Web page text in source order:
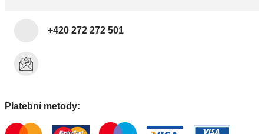
+420 272 272 501
Platební metody: